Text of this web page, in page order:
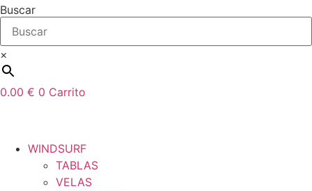
Ir
contenido
Buscar
×
0.00 € 0 Carrito
WINDSURF
TABLAS
VELAS